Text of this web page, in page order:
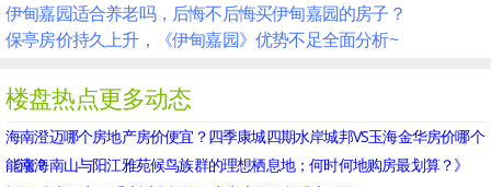
伊甸嘉园适合养老吗，后悔不后悔买伊甸嘉园的房子？
保亭房价持久上升，《伊甸嘉园》优势不足全面分析~
楼盘热点更多动态
海南澄迈哪个房地产房价便宜？四季康城四期水岸城邦VS玉海金华房价哪个
能涨？
《南海南山与阳江雅苑候鸟族群的理想栖息地；何时何地购房最划算？》